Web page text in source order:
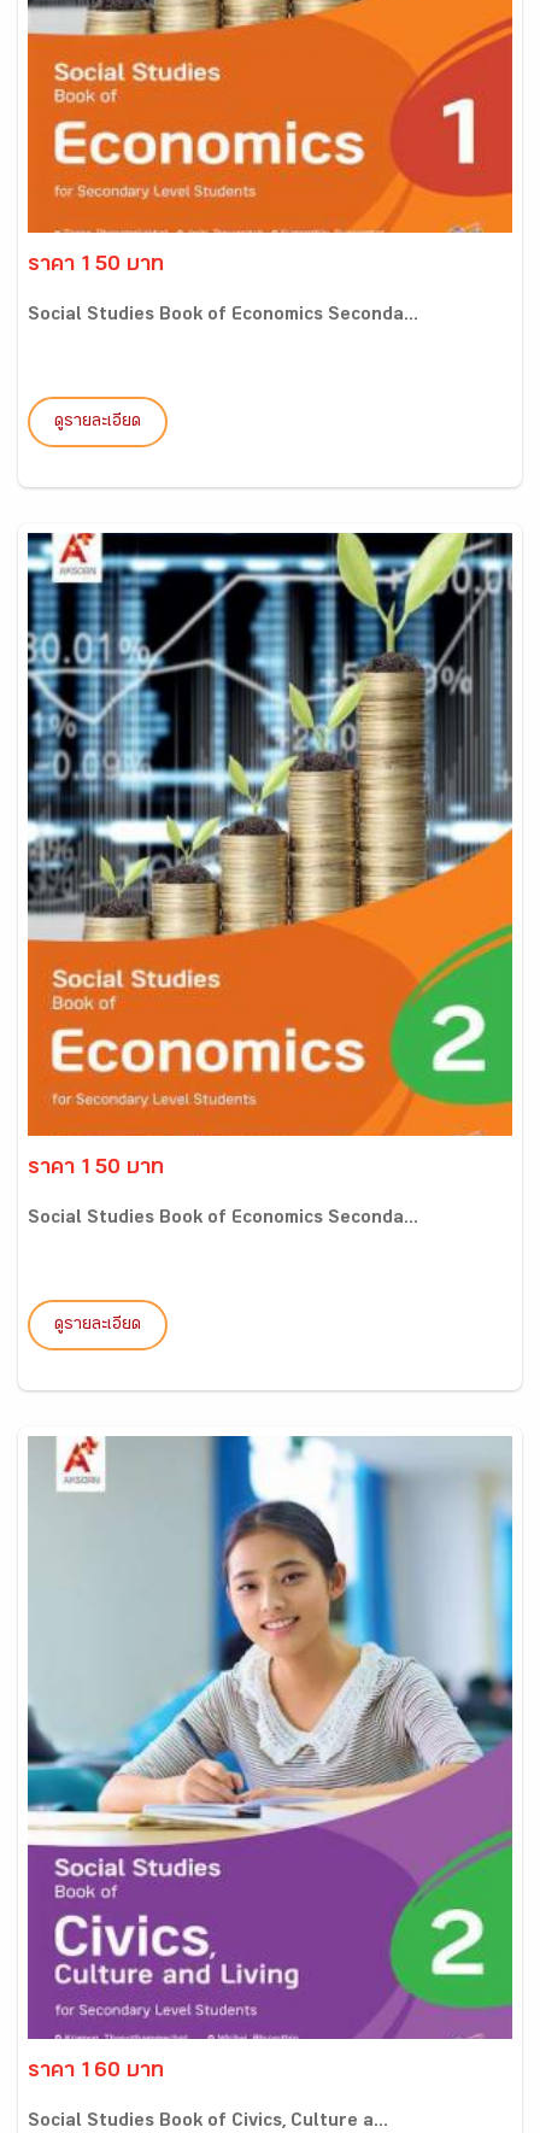
ราคา 150 บาท
Social Studies Book of Economics Seconda...
ดูรายละเอียด
ราคา 150 บาท
Social Studies Book of Economics Seconda...
ดูรายละเอียด
ราคา 160 บาท
Social Studies Book of Civics, Culture a...